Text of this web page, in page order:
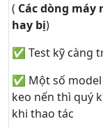
( Các dòng máy
hay bị)
✅ Test kỹ càng
✅ Một số
keo nến thì quý
khi thao tác